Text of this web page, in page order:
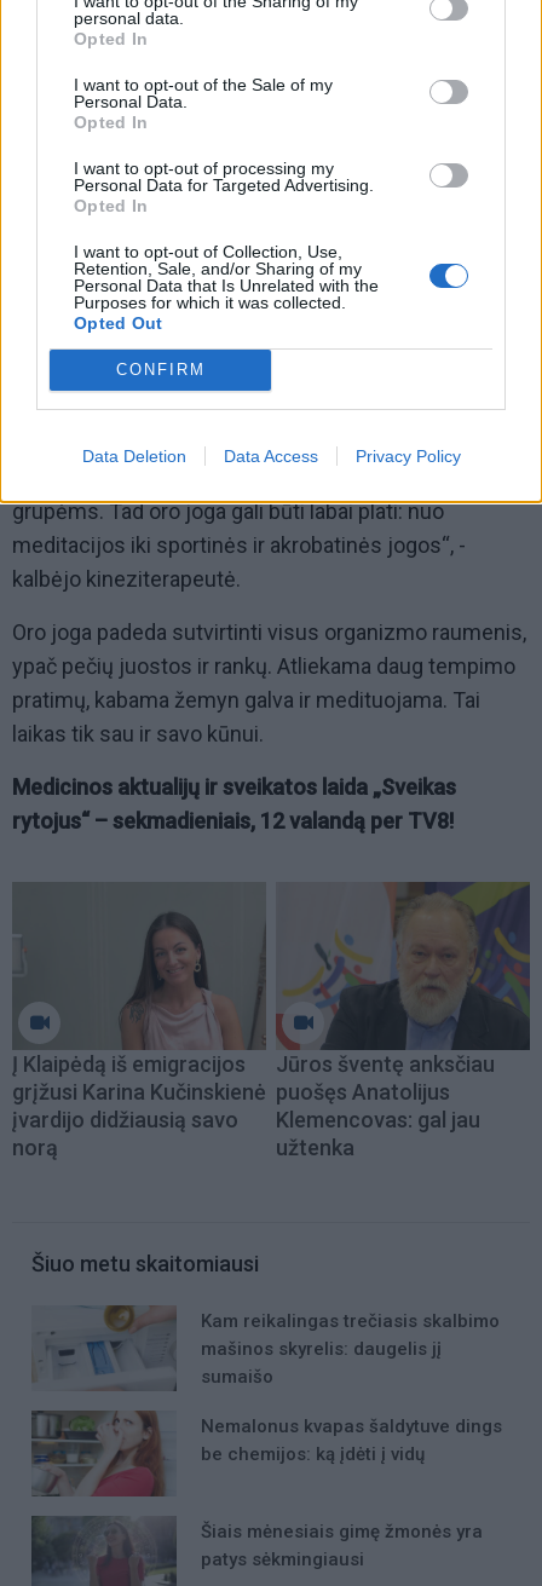
personal data.
Opted In
I want to opt-out of the Sale of my
Personal Data.
Opted In
I want to opt-out of processing my
Personal Data for Targeted Advertising.
Opted In
I want to opt-out of Collection, Use,
Retention, Sale, and/or Sharing of my
Personal Data that Is Unrelated with the
Purposes for which it was collected.
Opted Out
CONFIRM
Data Deletion Data Access Privacy Policy
naujas – akrobatika ar oro joga – žmogui yra labai
naudingas, nes tai ypatingai stipriai sužadina
neuroplastiškumo didėjimą“, - pasakojo Vaiva
Nepaitė-Stabingė.
Trenerė dalinosi, jog oro joga susižavėjo prieš 8-erius
metus viešėdama Amerikoje. Ten baigė mokslus, o
grįžusi į Lietuvą įkūrė oro jogos studiją Vilniuje.
„Tai labai moteriškas užsiėmimas
su ja galima ir dirbti, ir medituoti, joje galima netgi
miegoti, o vaikai gali su ja žaisti. Tuo pačiu galima
grupėms. Tad oro joga gali būti labai plati: nuo
meditacijos iki sportinės ir akrobatinės jogos“, -
kalbėjo kineziterapeutė.
Oro joga padeda sutvirtinti visus organizmo raumenis,
ypač pečių juostos ir rankų. Atliekama daug tempimo
pratimų, kabama žemyn galva ir medituojama. Tai
laikas tik sau ir savo kūnui.
Medicinos aktualijų ir sveikatos laida „Sveikas
rytojus“ – sekmadieniais, 12 valandą per TV8!
Į Klaipėdą iš emigracijos
grįžusi Karina Kučinskienė
įvardijo didžiausią savo
norą
Jūros šventę anksčiau
puošęs Anatolijus
Klemencovas: gal jau
užtenka
Šiuo metu skaitomiausi
Kam reikalingas trečiasis skalbimo
mašinos skyrelis: daugelis jį
sumaišo
Nemalonus kvapas šaldytuve dings
be chemijos: ką įdėti į vidų
Šiais mėnesiais gimę žmonės yra
patys sėkmingiausi